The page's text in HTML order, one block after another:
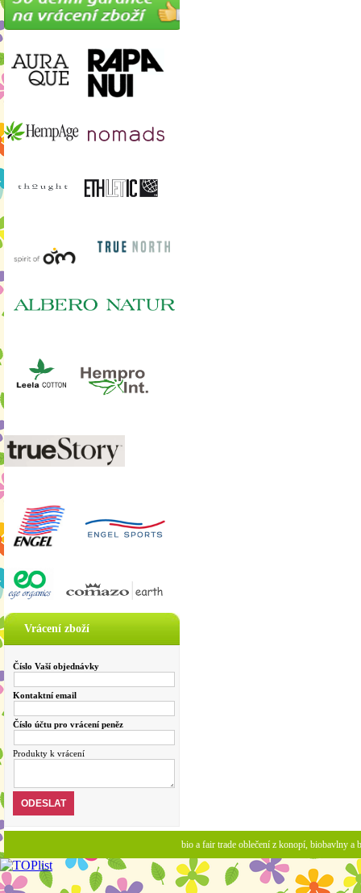
Vrácení zboží
Číslo Vaší objednávky
Kontaktní email
Číslo účtu pro vrácení peněz
Produkty k vrácení
bio a fair trade oblečení z konopí, biobavlny a